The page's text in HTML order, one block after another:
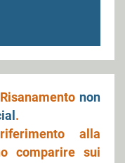
non
.
alla
comparire sui